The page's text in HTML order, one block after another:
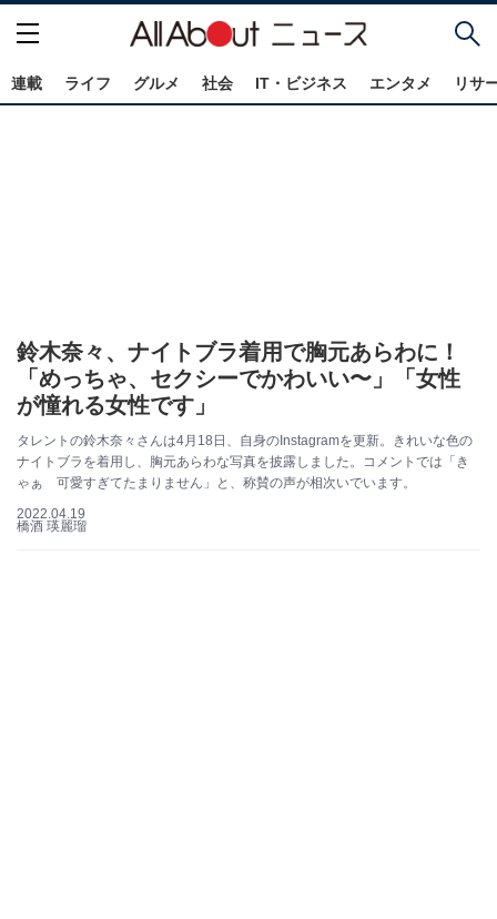
連載 ライフ グルメ 社会 IT・ビジネス エンタメ リサ
鈴木奈々、ナイトブラ着用で胸元あらわに！
「めっちゃ、セクシーでかわいい〜」「女性
が憧れる女性です」
タレントの鈴木奈々さんは4月18日、自身のInstagramを更新。きれいな色の
ナイトブラを着用し、胸元あらわな写真を披露しました。コメントでは「き
ゃぁ 可愛すぎてたまりません」と、称賛の声が相次いでいます。
2022.04.19
橋酒 瑛麗瑠